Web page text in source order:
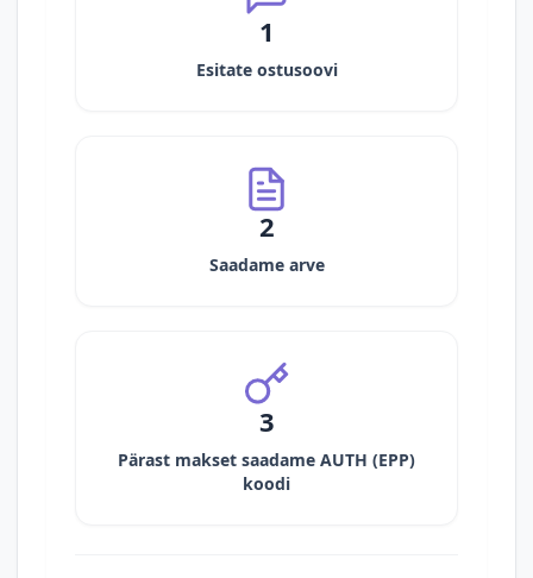
1
Esitate ostusoovi
2
Saadame arve
3
Pärast makset saadame AUTH (EPP)
koodi